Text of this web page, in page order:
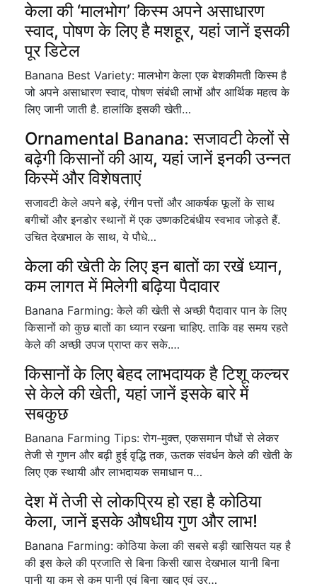
केला की ‘मालभोग’ किस्म अपने असाधारण
स्वाद, पोषण के लिए है मशहूर, यहां जानें इसकी
पूर डिटेल
Banana Best Variety: मालभोग केला एक बेशकीमती किस्म है
जो अपने असाधारण स्वाद, पोषण संबंधी लाभों और आर्थिक महत्व के
लिए जानी जाती है. हालांकि इसकी खेती…
Ornamental Banana: सजावटी केलों से
बढ़ेगी किसानों की आय, यहां जानें इनकी उन्नत
किस्में और विशेषताएं
सजावटी केले अपने बड़े, रंगीन पत्तों और आकर्षक फूलों के साथ
बगीचों और इनडोर स्थानों में एक उष्णकटिबंधीय स्वभाव जोड़ते हैं.
उचित देखभाल के साथ, ये पौधे…
केला की खेती के लिए इन बातों का रखें ध्यान,
कम लागत में मिलेगी बढ़िया पैदावार
Banana Farming: केले की खेती से अच्छी पैदावार पान के लिए
किसानों को कुछ बातों का ध्यान रखना चाहिए. ताकि वह समय रहते
केले की अच्छी उपज प्राप्त कर सके.…
किसानों के लिए बेहद लाभदायक है टिशू कल्चर
से केले की खेती, यहां जानें इसके बारे में
सबकुछ
Banana Farming Tips: रोग-मुक्त, एकसमान पौधों से लेकर
तेजी से गुणन और बढ़ी हुई वृद्धि तक, ऊतक संवर्धन केले की खेती के
लिए एक स्थायी और लाभदायक समाधान प…
देश में तेजी से लोकप्रिय हो रहा है कोठिया
केला, जानें इसके औषधीय गुण और लाभ!
Banana Farming: कोठिया केला की सबसे बड़ी खासियत यह है
की इस केले की प्रजाति से बिना किसी खास देखभाल यानी बिना
पानी या कम से कम पानी एवं बिना खाद एवं उर…